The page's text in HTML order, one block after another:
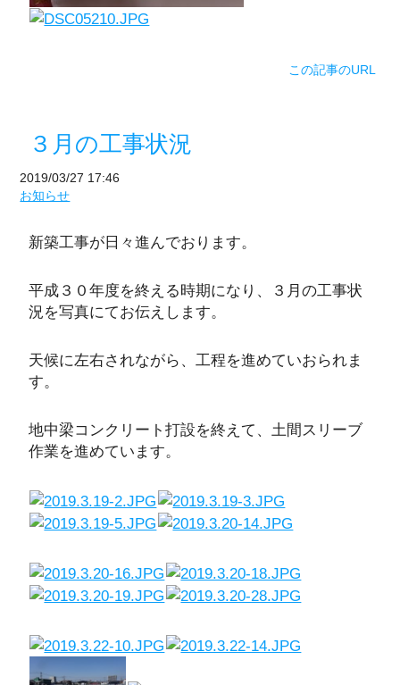
この記事のURL
３月の工事状況
2019/03/27 17:46
お知らせ
新築工事が日々進んでおります。
平成３０年度を終える時期になり、３月の工事状
況を写真にてお伝えします。
天候に左右されながら、工程を進めていおられま
す。
地中梁コンクリート打設を終えて、土間スリーブ
作業を進めています。